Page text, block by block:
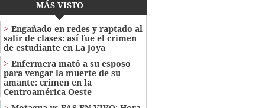
MÁS VISTO
Engañado en redes y raptado al
salir de clases: así fue el crimen
de estudiante en La Joya
Enfermera mató a su esposo
para vengar la muerte de su
amante: crimen en la
Centroamérica Oeste